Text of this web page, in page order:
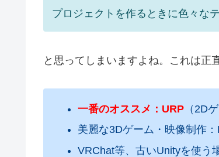
プロジェクトを作るときに色々な
と思ってしまいますよね。これは正
一番のオススメ：URP（2D
美麗な3Dゲーム・映像制作
VRChat等、古いUnityを使う